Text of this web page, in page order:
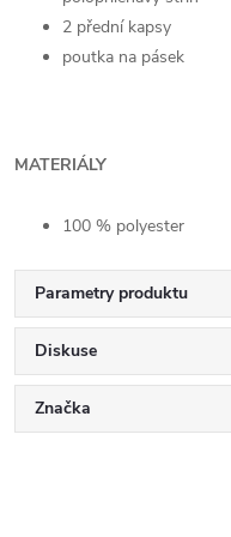
2 přední kapsy
poutka na pásek
MATERIÁLY
100 % polyester
Parametry produktu
Diskuse
Značka